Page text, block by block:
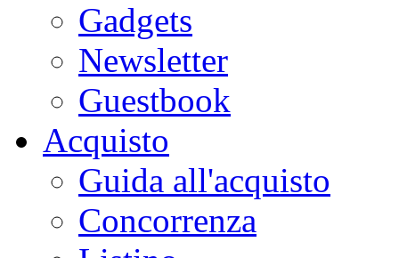
Gadgets
Newsletter
Guestbook
Acquisto
Guida all'acquisto
Concorrenza